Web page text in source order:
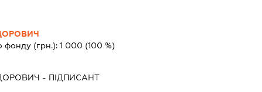
фонду (грн.):1 000 (100 %)
- ПІДПИСАНТ